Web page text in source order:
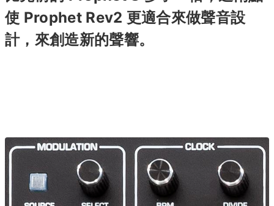
使 Prophet Rev2 更適合來做聲音設
計，來創造新的聲響。